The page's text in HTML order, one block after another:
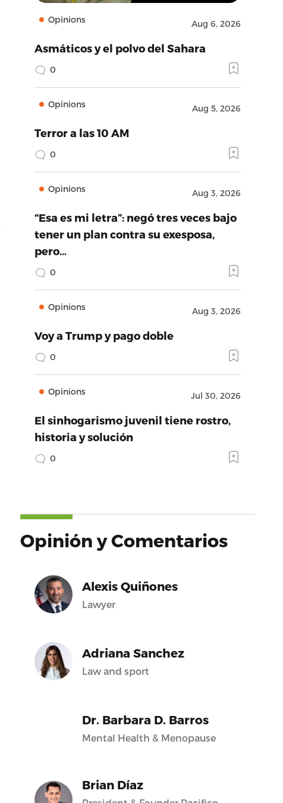
Opinions Aug 6, 2026
Asmáticos y el polvo del Sahara
0
Opinions Aug 5, 2026
Terror a las 10 AM
0
Opinions Aug 3, 2026
“Esa es mi letra”: negó tres veces bajo
tener un plan contra su exesposa,
pero…
0
Opinions Aug 3, 2026
Voy a Trump y pago doble
0
Opinions Jul 30, 2026
El sinhogarismo juvenil tiene rostro,
historia y solución
0
Opinión y Comentarios
Alexis Quiñones
Lawyer
Adriana Sanchez
Law and sport
Dr. Barbara D. Barros
Mental Health & Menopause
Brian Díaz